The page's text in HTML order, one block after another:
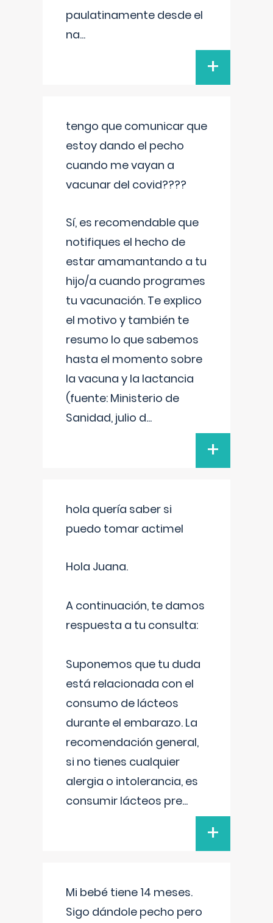
paulatinamente desde el
na...
+
tengo que comunicar que
estoy dando el pecho
cuando me vayan a
vacunar del covid????
Sí, es recomendable que
notifiques el hecho de
estar amamantando a tu
hijo/a cuando programes
tu vacunación. Te explico
el motivo y también te
resumo lo que sabemos
hasta el momento sobre
la vacuna y la lactancia
(fuente: Ministerio de
Sanidad, julio d...
+
hola quería saber si
puedo tomar actimel
Hola Juana.
A continuación, te damos
respuesta a tu consulta:
Suponemos que tu duda
está relacionada con el
consumo de lácteos
durante el embarazo. La
recomendación general,
si no tienes cualquier
alergia o intolerancia, es
consumir lácteos pre...
+
Mi bebé tiene 14 meses.
Sigo dándole pecho pero